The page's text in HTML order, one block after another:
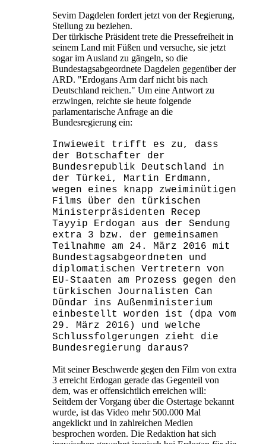
Sevim Dagdelen fordert jetzt von der Regierung,
Stellung zu beziehen.
Der türkische Präsident trete die Pressefreiheit in
seinem Land mit Füßen und versuche, sie jetzt
sogar im Ausland zu gängeln, so die
Bundestagsabgeordnete Dagdelen gegenüber der
ARD. "Erdogans Arm darf nicht bis nach
Deutschland reichen." Um eine Antwort zu
erzwingen, reichte sie heute folgende
parlamentarische Anfrage an die
Bundesregierung ein:
Inwieweit trifft es zu, dass
der Botschafter der
Bundesrepublik Deutschland in
der Türkei, Martin Erdmann,
wegen eines knapp zweiminütigen
Films über den türkischen
Ministerpräsidenten Recep
Tayyip Erdogan aus der Sendung
extra 3 bzw. der gemeinsamen
Teilnahme am 24. März 2016 mit
Bundestagsabgeordneten und
diplomatischen Vertretern von
EU-Staaten am Prozess gegen den
türkischen Journalisten Can
Dündar ins Außenministerium
einbestellt worden ist (dpa vom
29. März 2016) und welche
Schlussfolgerungen zieht die
Bundesregierung daraus?
Mit seiner Beschwerde gegen den Film von extra
3 erreicht Erdogan gerade das Gegenteil von
dem, was er offensichtlich erreichen will:
Seitdem der Vorgang über die Ostertage bekannt
wurde, ist das Video mehr 500.000 Mal
angeklickt und in zahlreichen Medien
besprochen worden. Die Redaktion hat sich